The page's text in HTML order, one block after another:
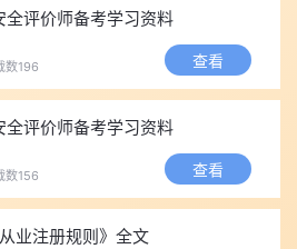
评价师备考学习资料
数196 查看
评价师备考学习资料
数156 查看
业注册规则》全文